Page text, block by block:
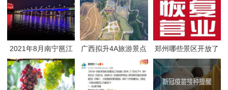
2021年8月南宁邕江
夜游活动
广西拟升4A旅游景点
郑州哪些景区开放了
郑州景区什么时候恢
复开放